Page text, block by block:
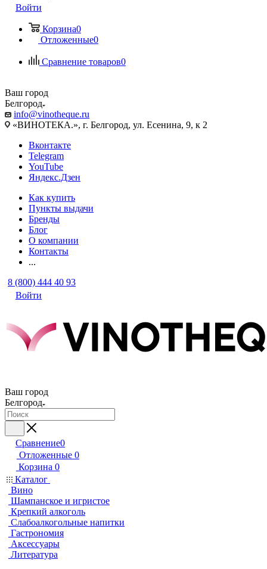
Войти
Корзина0
Отложенные0
Сравнение товаров0
Ваш город
Белгород
info@vinotheque.ru
«ВИНОТЕКА.», г. Белгород, ул. Есенина, 9, к 2
Вконтакте
Telegram
YouTube
Яндекс.Дзен
Как купить
Пункты выдачи
Бренды
Блог
О компании
Контакты
...
8 (800) 444 40 93
Войти
Ваш город
Белгород
Сравнение0
Отложенные 0
Корзина 0
Каталог
Вино
Шампанское и игристое
Крепкий алкоголь
Слабоалкогольные напитки
Гастрономия
Аксессуары
Литература